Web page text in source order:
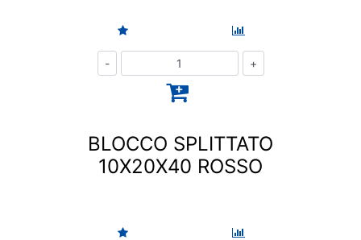
BLOCCO SPLITTATO
10X20X40 ROSSO